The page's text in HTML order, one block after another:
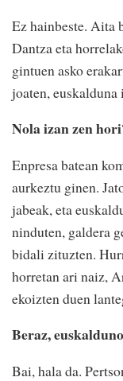
Ez hainbeste. Aita
Dantza eta
gintuen asko
joaten,
Nola izan zen
Enpresa batean
aurkeztu ginen.
jabeak, eta
ninduten, galdera
bidali zituzten.
horretan ari naiz,
ekoizten duen
Beraz,
Bai, hala da.